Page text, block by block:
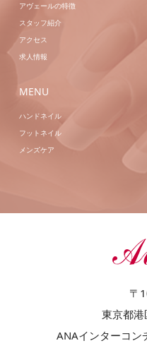
アヴェールの特徴
スタッフ紹介
アクセス
求人情報
MENU
ハンドネイル
フットネイル
メンズケア
〒
東京都
ANAインターコン